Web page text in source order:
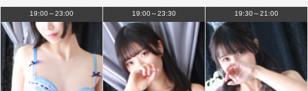
方を差し置いて、私が何か特別なことを言える立場にはありませんが、まりあ
ちゃんは全身の手入れが行き届いたプレミアムキャストに相応しい女性でし
た！！ ご縁が残っていて、本当に良かったです。 初めてのボス戦を前に、私
が若干緊張していた気がしますが、シルクのような肌がその緊張を徐々に溶か
していってくれました。 いい意味でプロフェッショナルです笑 お気に入りが
もうすぐ2000人というレジェンドさんですが、またお会いして、もう少し仲良
くなりたいなぁと素直に思いました！ まりあちゃん、本日は心地よい時間をあ
19:00～23:00 19:00～23:30 19:30～21:00